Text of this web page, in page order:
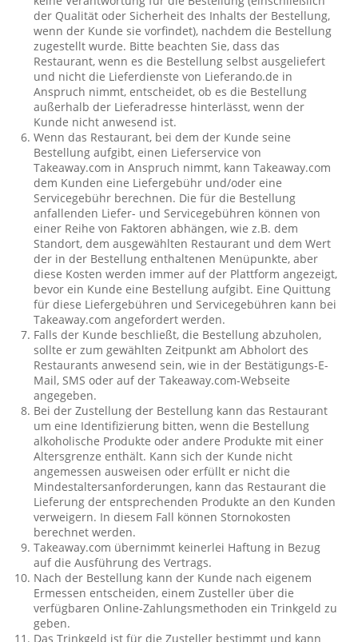
der Qualität oder Sicherheit des Inhalts der Bestellung,
wenn der Kunde sie vorfindet), nachdem die Bestellung
zugestellt wurde. Bitte beachten Sie, dass das
Restaurant, wenn es die Bestellung selbst ausgeliefert
und nicht die Lieferdienste von Lieferando.de in
Anspruch nimmt, entscheidet, ob es die Bestellung
außerhalb der Lieferadresse hinterlässt, wenn der
Kunde nicht anwesend ist.
Wenn das Restaurant, bei dem der Kunde seine
Bestellung aufgibt, einen Lieferservice von
Takeaway.com in Anspruch nimmt, kann Takeaway.com
dem Kunden eine Liefergebühr und/oder eine
Servicegebühr berechnen. Die für die Bestellung
anfallenden Liefer- und Servicegebühren können von
einer Reihe von Faktoren abhängen, wie z.B. dem
Standort, dem ausgewählten Restaurant und dem Wert
der in der Bestellung enthaltenen Menüpunkte, aber
diese Kosten werden immer auf der Plattform angezeigt,
bevor ein Kunde eine Bestellung aufgibt. Eine Quittung
für diese Liefergebühren und Servicegebühren kann bei
Takeaway.com angefordert werden.
Falls der Kunde beschließt, die Bestellung abzuholen,
sollte er zum gewählten Zeitpunkt am Abholort des
Restaurants anwesend sein, wie in der Bestätigungs-E-
Mail, SMS oder auf der Takeaway.com-Webseite
angegeben.
Bei der Zustellung der Bestellung kann das Restaurant
um eine Identifizierung bitten, wenn die Bestellung
alkoholische Produkte oder andere Produkte mit einer
Altersgrenze enthält. Kann sich der Kunde nicht
angemessen ausweisen oder erfüllt er nicht die
Mindestaltersanforderungen, kann das Restaurant die
Lieferung der entsprechenden Produkte an den Kunden
verweigern. In diesem Fall können Stornokosten
berechnet werden.
Takeaway.com übernimmt keinerlei Haftung in Bezug
auf die Ausführung des Vertrags.
Nach der Bestellung kann der Kunde nach eigenem
Ermessen entscheiden, einem Zusteller über die
verfügbaren Online-Zahlungsmethoden ein Trinkgeld zu
geben.
Das Trinkgeld ist für die Zusteller bestimmt und kann